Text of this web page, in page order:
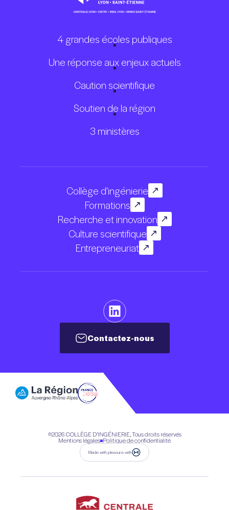
4 grandes écoles publiques
Une réponse aux enjeux actuels
Caution scientifique
Soutien de la région
3 ministères
Collège d'ingénierie
Formations
Recherche et innovation
Culture scientifique
Entrepreneuriat
Contactez-nous
Contactez-nous
©2026 COLLÈGE D’INGÉNIERIE, Tous droits réservés
Mentions légales Politique de confidentialité
Made with pleasure with